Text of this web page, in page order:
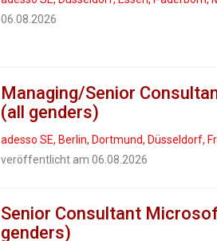
06.08.2026
Managing/Senior
(all genders)
adesso SE, Berlin, Dortmund, Düsseldorf,
veröffentlicht am 06.08.2026
Senior Consultant
genders)